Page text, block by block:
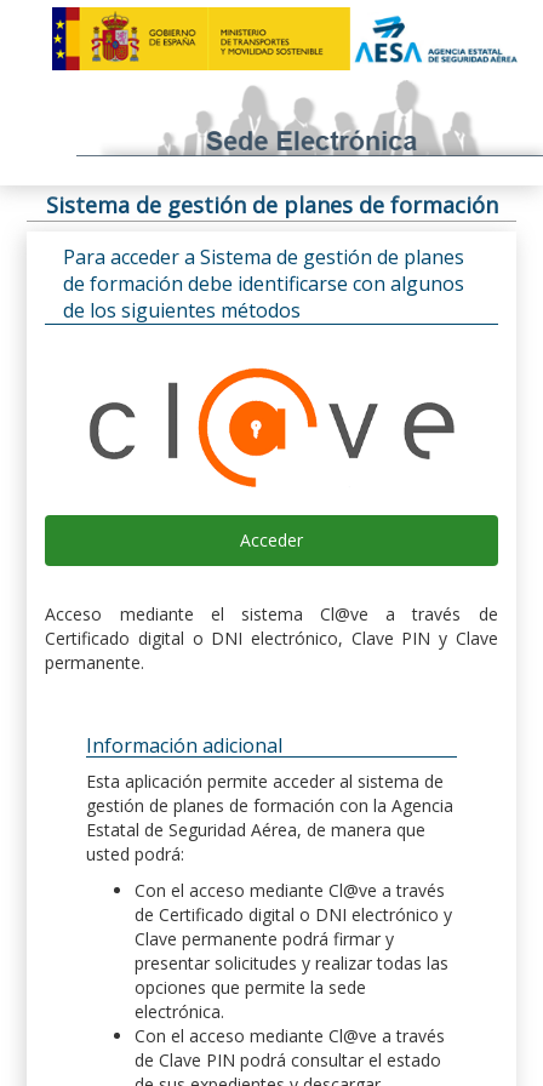
Sistema de gestión de planes de formación
Para acceder a Sistema de gestión de planes
de formación debe identificarse con algunos
de los siguientes métodos
Acceder
Acceso mediante el sistema Cl@ve a través de
Certificado digital o DNI electrónico, Clave PIN y Clave
permanente.
Información adicional
Esta aplicación permite acceder al sistema de
gestión de planes de formación con la Agencia
Estatal de Seguridad Aérea, de manera que
usted podrá:
Con el acceso mediante Cl@ve a través
de Certificado digital o DNI electrónico y
Clave permanente podrá firmar y
presentar solicitudes y realizar todas las
opciones que permite la sede
electrónica.
Con el acceso mediante Cl@ve a través
de Clave PIN podrá consultar el estado